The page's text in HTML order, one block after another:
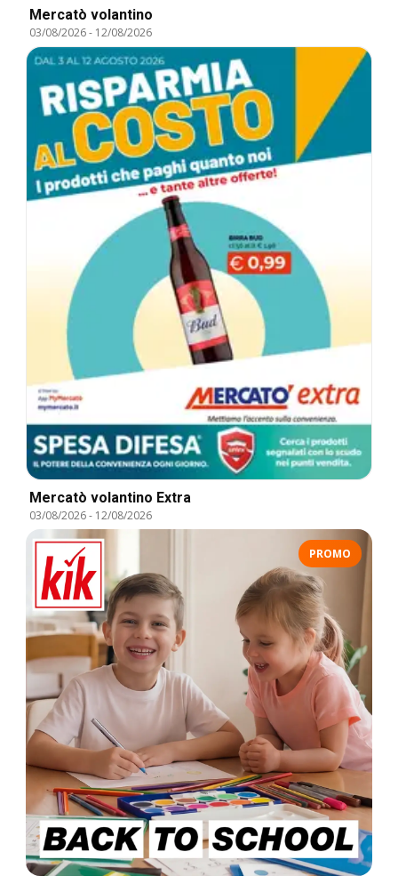
Mercatò volantino
03/08/2026- 12/08/2026
Mercatò volantino Extra
03/08/2026- 12/08/2026
PROMO